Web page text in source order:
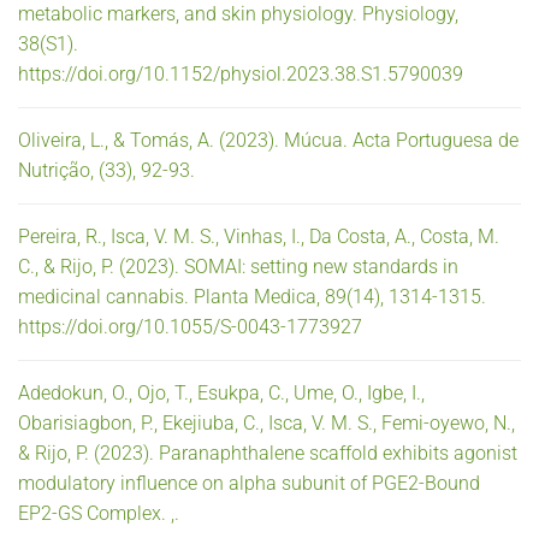
metabolic markers, and skin physiology. Physiology,
38(S1).
https://doi.org/10.1152/physiol.2023.38.S1.5790039
Oliveira, L., & Tomás, A. (2023). Múcua. Acta Portuguesa de
Nutrição, (33), 92-93.
Pereira, R., Isca, V. M. S., Vinhas, I., Da Costa, A., Costa, M.
C., & Rijo, P. (2023). SOMAI: setting new standards in
medicinal cannabis. Planta Medica, 89(14), 1314-1315.
https://doi.org/10.1055/S-0043-1773927
Adedokun, O., Ojo, T., Esukpa, C., Ume, O., Igbe, I.,
Obarisiagbon, P., Ekejiuba, C., Isca, V. M. S., Femi-oyewo, N.,
& Rijo, P. (2023). Paranaphthalene scaffold exhibits agonist
modulatory influence on alpha subunit of PGE2-Bound
EP2-GS Complex. ,.